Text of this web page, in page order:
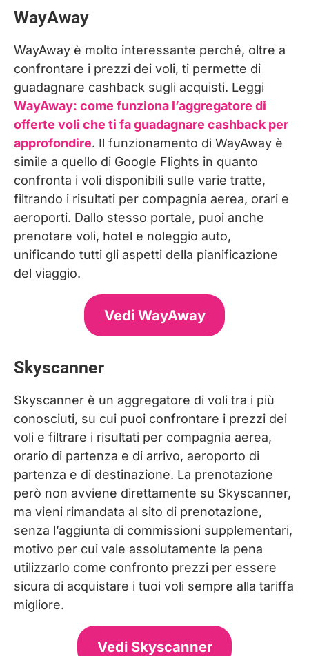
WayAway
WayAway è molto interessante perché, oltre a
confrontare i prezzi dei voli, ti permette di
guadagnare cashback sugli acquisti. Leggi
WayAway: come funziona l’aggregatore di
offerte voli che ti fa guadagnare cashback per
approfondire. Il funzionamento di WayAway è
simile a quello di Google Flights in quanto
confronta i voli disponibili sulle varie tratte,
filtrando i risultati per compagnia aerea, orari e
aeroporti. Dallo stesso portale, puoi anche
prenotare voli, hotel e noleggio auto,
unificando tutti gli aspetti della pianificazione
del viaggio.
Vedi WayAway
Skyscanner
Skyscanner è un aggregatore di voli tra i più
conosciuti, su cui puoi confrontare i prezzi dei
voli e filtrare i risultati per compagnia aerea,
orario di partenza e di arrivo, aeroporto di
partenza e di destinazione. La prenotazione
però non avviene direttamente su Skyscanner,
ma vieni rimandata al sito di prenotazione,
senza l’aggiunta di commissioni supplementari,
motivo per cui vale assolutamente la pena
utilizzarlo come confronto prezzi per essere
sicura di acquistare i tuoi voli sempre alla tariffa
migliore.
Vedi Skyscanner